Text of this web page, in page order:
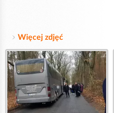
Więcej zdjęć